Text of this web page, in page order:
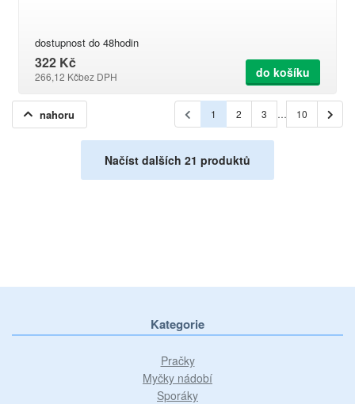
dostupnost do 48hodin
322 Kč
266,12 Kčbez DPH do košíku
nahoru 1 2 3 … 10
Načíst dalších 21 produktů
Kategorie
Pračky
Myčky nádobí
Sporáky